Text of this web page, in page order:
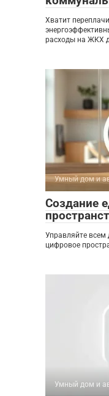
Хватит
расходы на ЖКХ
Умный дом и
Создание
Управляйте всем
цифровое
Умный дом и